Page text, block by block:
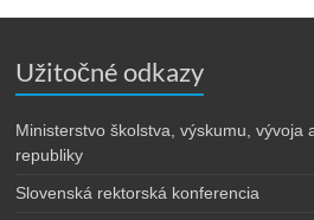
Užitočné odkazy
Ministerstvo školstva, výskumu, vývoja
republiky
Slovenská rektorská konferencia